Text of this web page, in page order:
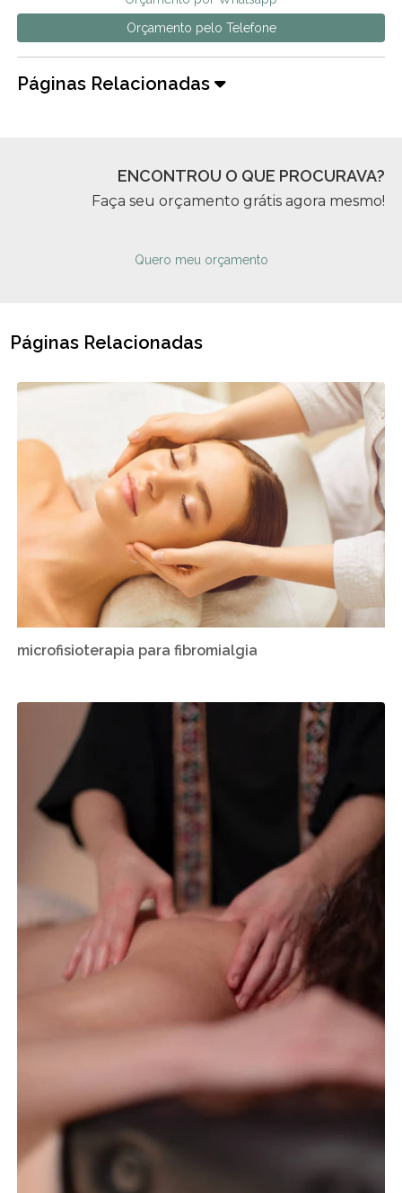
Orçamento pelo Telefone
Páginas Relacionadas
ENCONTROU O QUE PROCURAVA?
Faça seu orçamento grátis agora mesmo!
Quero meu orçamento
Páginas Relacionadas
microfisioterapia para fibromialgia